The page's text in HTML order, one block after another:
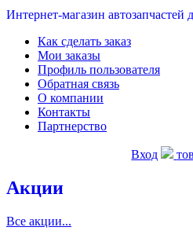
Интернет-магазин автозапчастей
Как сделать заказ
Мои заказы
Профиль пользователя
Обратная связь
О компании
Контакты
Партнерство
Вход
Акции
Все акции...